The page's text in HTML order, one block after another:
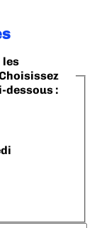
les
dessous :